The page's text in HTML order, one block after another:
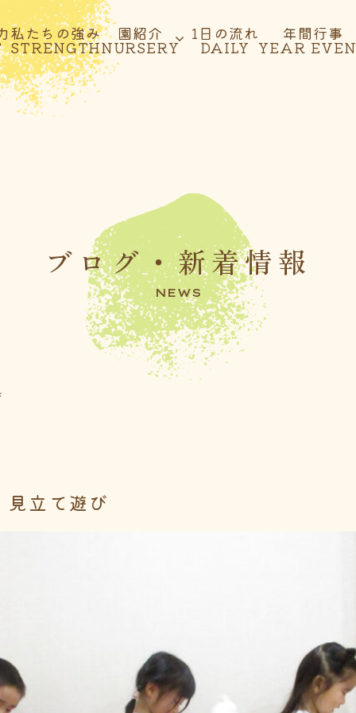
私たちの強み
STRENGTH
園紹介
NURSERY
1日の流れ
DAILY
年間行事
YEAR
ブログ・新着情報
NEWS
立て遊び